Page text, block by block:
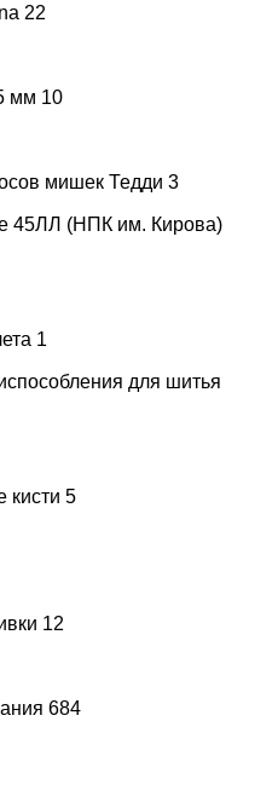
22
мм 10
мишек Тедди 3
45ЛЛ (НПК им. Кирова)
1
для шитья
кисти 5
12
684